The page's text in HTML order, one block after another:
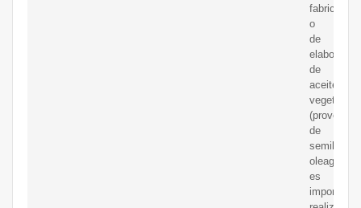
fabricación
o
de
de
aceite
vegetal
de
semillas
es
importante